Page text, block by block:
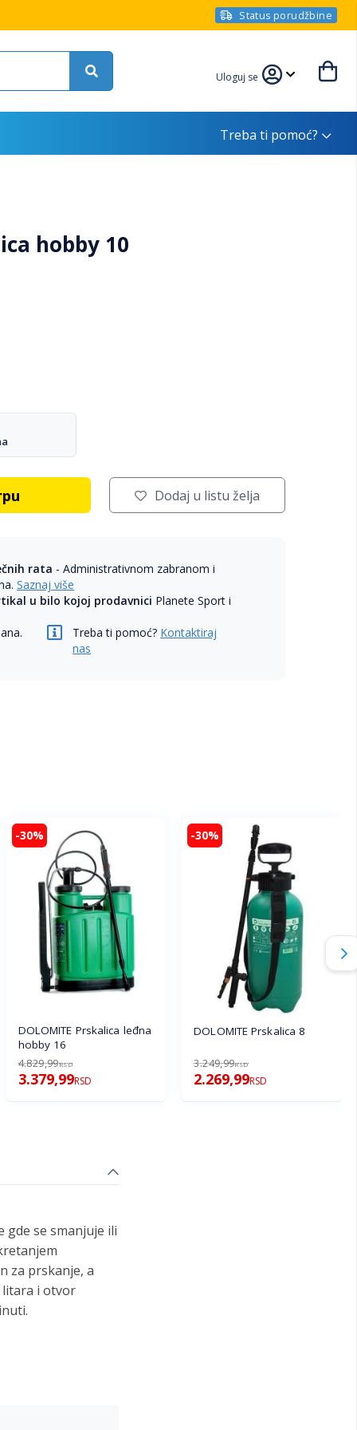
Status porudžbine
Uloguj se
Treba ti pomoć?
hobby 10
Dodaj u listu želja
rata - Administrativnom zabranom i
Saznaj više
u bilo kojoj prodavnici Planete Sport i
Treba ti pomoć? Kontaktiraj
nas
-30%
DOLOMITE Prskalica leđna
hobby 16
4.829,99RSD
3.379,99RSD
-30%
DOLOMITE Prskalica 8
3.249,99RSD
2.269,99RSD
gde se smanjuje ili
za prskanje, a
litara i otvor